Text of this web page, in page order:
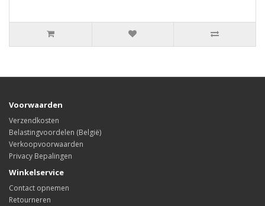
Voorwaarden
Verzendkosten
Belastingvoordelen (België)
Verkoopvoorwaarden
Privacy Bepalingen
Winkelservice
Contact opnemen
Retourneren